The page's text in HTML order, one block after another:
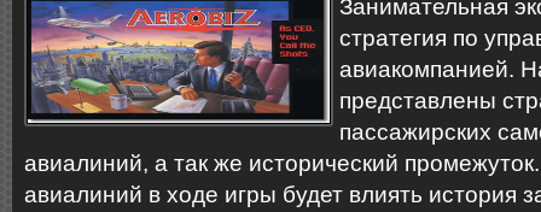
Занимательная
стратегия по
авиакомпанией.
представлены
пассажирских
авиалиний, а так же исторический
авиалиний в ходе игры будет влиять история